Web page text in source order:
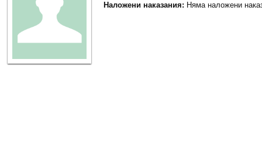
Наложени наказания: Няма наложени